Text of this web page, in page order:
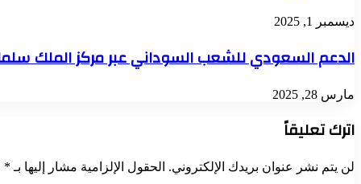
ديسمبر 1, 2025
الدعم السعودي للشعب السوداني عبر مركز الملك
مارس 28, 2025
اترك تعليقاً
لن يتم نشر عنوان بريدك الإلكتروني. الحقول الإلزامية مشار إليها بـ *